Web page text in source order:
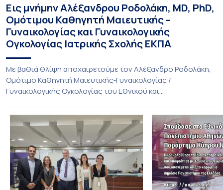
Εις μνήμην Αλέξανδρου Ροδολάκη, MD, PhD,
Ομότιμου Καθηγητή Μαιευτικής –
Γυναικολογίας και Γυναικολογικής
Ογκολογίας Ιατρικής Σχολής ΕΚΠΑ
Με βαθιά θλίψη αποχαιρετούμε τον Αλέξανδρο Ροδολάκη,
Ομότιμο Καθηγητή Μαιευτικής‑Γυναικολογίας /
Γυναικολογικής Ογκολογίας του Εθνικού και
Διευθυντή της Α’ Μαιευτικής και Γυναικολογικής Κλινικής,
στο Νοσοκομείο «Αλεξάνδρα». Η διαδρομή του υπήρξε
συνεχής και ανοδική μέσα στην ίδια Κλινική, την οποία
υπηρέτησε από κάθε θέση: Επιμελητής Β’ Ε.Σ.Υ.
(1997‑2002), Επίκουρος […]